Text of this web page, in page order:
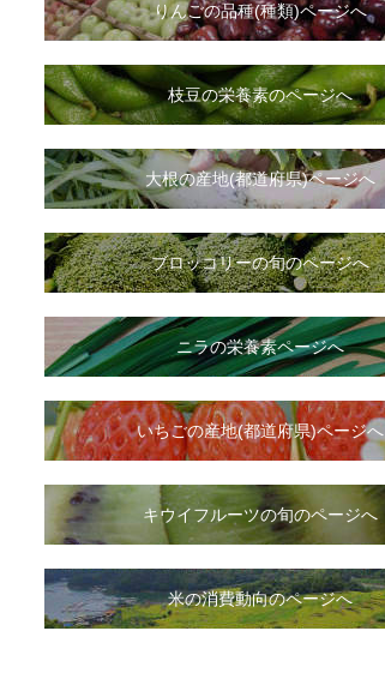
りんごの品種(種類)ページへ
枝豆の栄養素のページへ
大根の産地(都道府県)ページへ
ブロッコリーの旬のページへ
ニラの栄養素ページへ
いちごの産地(都道府県)ページへ
キウイフルーツの旬のページへ
米の消費動向のページへ